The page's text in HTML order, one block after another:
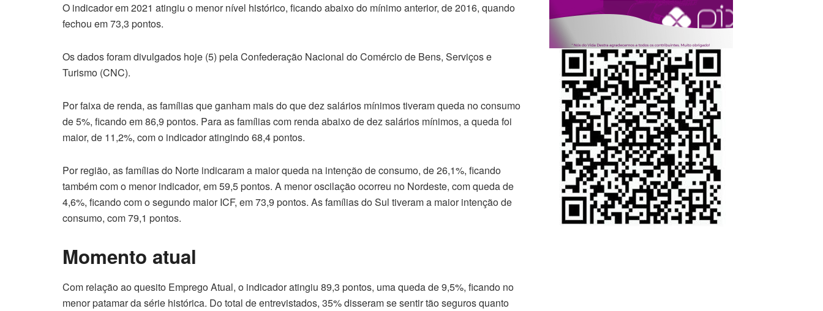
O indicador em 2021 atingiu o menor nível histórico, ficando abaixo do mínimo anterior, de 2016, quando
fechou em 73,3 pontos.
Os dados foram divulgados hoje (5) pela Confederação Nacional do Comércio de Bens, Serviços e
Turismo (CNC).
Por faixa de renda, as famílias que ganham mais do que dez salários mínimos tiveram queda no consumo
de 5%, ficando em 86,9 pontos. Para as famílias com renda abaixo de dez salários mínimos, a queda foi
maior, de 11,2%, com o indicador atingindo 68,4 pontos.
Por região, as famílias do Norte indicaram a maior queda na intenção de consumo, de 26,1%, ficando
também com o menor indicador, em 59,5 pontos. A menor oscilação ocorreu no Nordeste, com queda de
4,6%, ficando com o segundo maior ICF, em 73,9 pontos. As famílias do Sul tiveram a maior intenção de
consumo, com 79,1 pontos.
Momento atual
Com relação ao quesito Emprego Atual, o indicador atingiu 89,3 pontos, uma queda de 9,5%, ficando no
menor patamar da série histórica. Do total de entrevistados, 35% disseram se sentir tão seguros quanto